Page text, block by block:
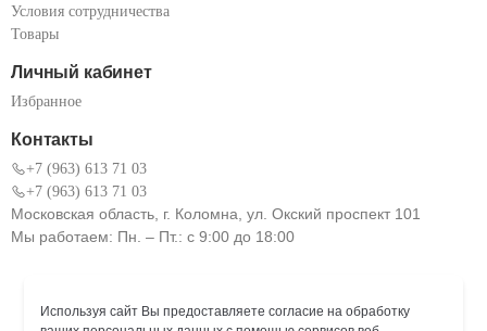
Условия сотрудничества
Товары
Личный кабинет
Избранное
Контакты
+7 (963) 613 71 03
+7 (963) 613 71 03
Московская область, г. Коломна, ул. Окский проспект 101
Мы работаем: Пн. – Пт.: с 9:00 до 18:00
Используя сайт Вы предоставляете согласие на обработку